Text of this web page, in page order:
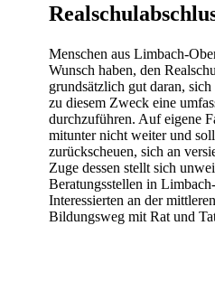
Menschen aus Limbach-
Wunsch haben, den
grundsätzlich gut daran,
zu diesem Zweck eine
durchzuführen. Auf eigene
mitunter nicht weiter und
zurückscheuen, sich an
Zuge dessen stellt sich
Beratungsstellen in
Interessierten an der
Bildungsweg mit Rat und